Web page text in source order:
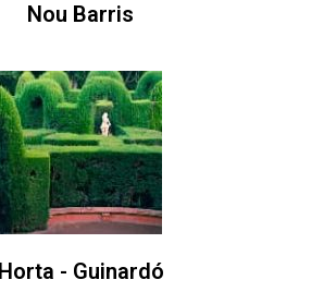
Nou Barris
Horta - Guinardó